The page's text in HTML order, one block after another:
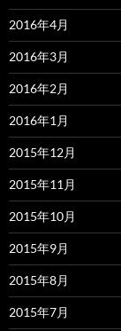
2016年4月
2016年3月
2016年2月
2016年1月
2015年12月
2015年11月
2015年10月
2015年9月
2015年8月
2015年7月